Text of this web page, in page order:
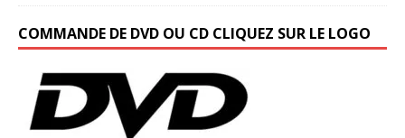
COMMANDE DE DVD OU CD CLIQUEZ SUR LE LOGO